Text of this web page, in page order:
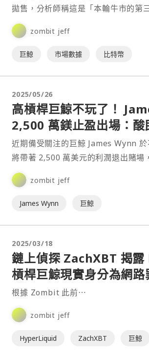
拋售，分析師稱這是「本輪牛市的第
⋯
zombit jeff
巨鯨 市場數據 比特幣
2025/05/26
高槓桿巨鯨不玩了！
2,500 萬鎂止盈出場：酸
近期備受關注的巨鯨 James Wynn
將帶著 2,500 萬美元的利潤退出賭場
再參與合約交易。⋯
zombit jeff
James Wynn 巨鯨
2025/03/18
鏈上偵探 ZachXBT 揭
槓桿巨鯨現實身分為網路
根據 Zombit 此前⋯
zombit jeff
HyperLiquid ZachXBT 巨鯨